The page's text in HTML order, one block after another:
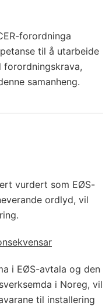
forordninga
til å utarbeide
samanheng.
vurdert som EØS-
ordlyd, vil
i EØS-avtala og den
i Noreg, vil
til installering